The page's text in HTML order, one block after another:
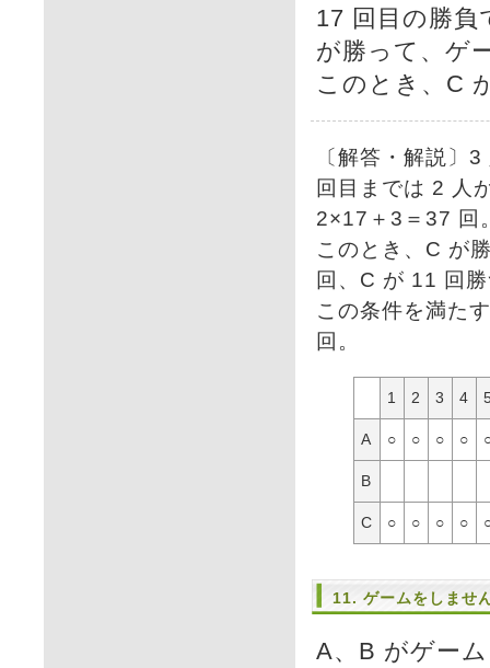
17 回目の勝負
が勝って、ゲ
このとき、C
〔解答・解説〕
回目までは 2 人
2×17＋3＝37 回
このとき、C が
回、C が 11 回
この条件を満た
回。
1 2 3 4
A ○ ○ ○ ○
B
C ○ ○ ○ ○
11. ゲームをしませ
A、B がゲー